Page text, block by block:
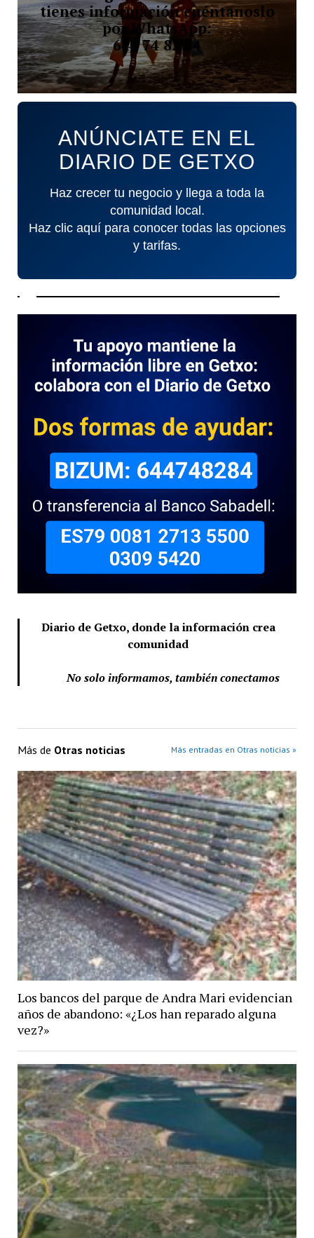
tienes información cuéntanoslo
por WhatsApp:
644 74 82 84
ANÚNCIATE EN EL
DIARIO DE GETXO
Haz crecer tu negocio y llega a toda la
comunidad local.
Haz clic aquí para conocer todas las opciones
y tarifas.
Diario de Getxo, donde la información crea
comunidad
No solo informamos, también conectamos
Más de Otras noticias Más entradas en Otras noticias »
Los bancos del parque de Andra Mari evidencian
años de abandono: «¿Los han reparado alguna
vez?»